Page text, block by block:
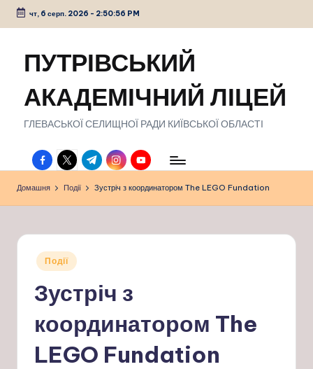
Перейти
чт, 6 серп. 2026 - 2:50:57 PM
ПУТРІВСЬКИЙ
АКАДЕМІЧНИЙ ЛІЦЕЙ
ГЛЕВАСЬКОЇ СЕЛИЩНОЇ РАДИ КИЇВСЬКОЇ ОБЛАСТІ
facebook.com
twitter.com
t.me instagram.com
youtube.com
Домашня Події Зустріч з координатором The LEGO Fundation
Опубліковано
Події
Зустріч з
координатором The
LEGO Fundation